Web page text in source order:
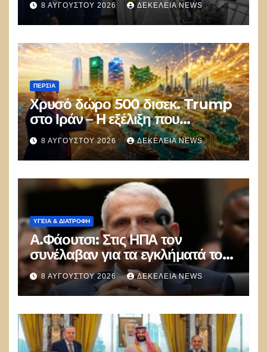
8 ΑΥΓΟΎΣΤΟΥ 2026 ΔΕΚΈΛΕΙΑ NEWS
ΠΕΡΣΊΑ
Χρυσό δώρο 500 δισεκ. Trump
στο Ιράν – Η εξέλιξη που
αποδίδει κέρδη μεγαλύτερα από
τις Apple, Nvidia και Google
8 ΑΥΓΟΎΣΤΟΥ 2026 ΔΕΚΈΛΕΙΑ NEWS
ΥΓΕΙΑ & ΔΙΑΤΡΟΦΗ
Α.Φάουτσι: Στις ΗΠΑ τον
συνέλαβαν για τα εγκλήματά του
στην πανδημία – Στην Ελλάδα
τον έκαναν μέλος της Ακαδημίας
Αθηνών!
8 ΑΥΓΟΎΣΤΟΥ 2026 ΔΕΚΈΛΕΙΑ NEWS